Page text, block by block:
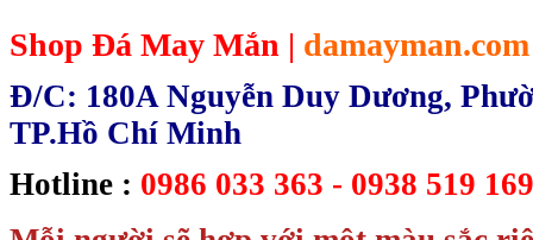
Shop Đá May Mắn | damayman.com
Đ/C: 180A Nguyễn Duy Dương,
TP.Hồ Chí Minh
Hotline : 0986 033 363 - 0938 519